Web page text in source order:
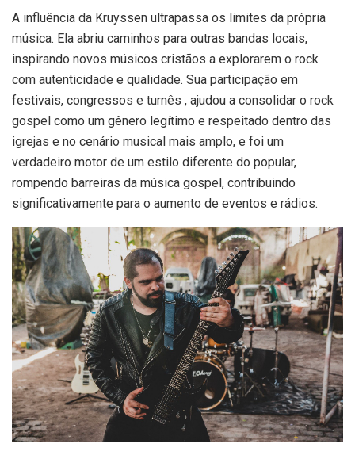
A influência da Kruyssen ultrapassa os limites da própria
música. Ela abriu caminhos para outras bandas locais,
inspirando novos músicos cristãos a explorarem o rock
com autenticidade e qualidade. Sua participação em
festivais, congressos e turnês , ajudou a consolidar o rock
gospel como um gênero legítimo e respeitado dentro das
igrejas e no cenário musical mais amplo, e foi um
verdadeiro motor de um estilo diferente do popular,
rompendo barreiras da música gospel, contribuindo
significativamente para o aumento de eventos e rádios.